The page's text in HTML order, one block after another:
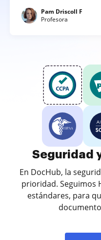
Pam Driscoll F
Profesora
Seguridad
En DocHub, la
prioridad. Seguimos
estándares, para